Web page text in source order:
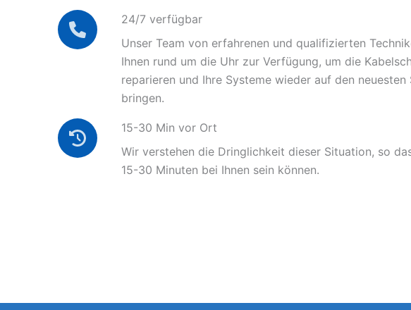
24/7 verfügbar
Unser Team von erfahrenen und qualifizierten
Ihnen rund um die Uhr zur Verfügung, um die
reparieren und Ihre Systeme wieder auf den neuesten
bringen.
15-30 Min vor Ort
Wir verstehen die Dringlichkeit dieser Situation, so
15-30 Minuten bei Ihnen sein können.